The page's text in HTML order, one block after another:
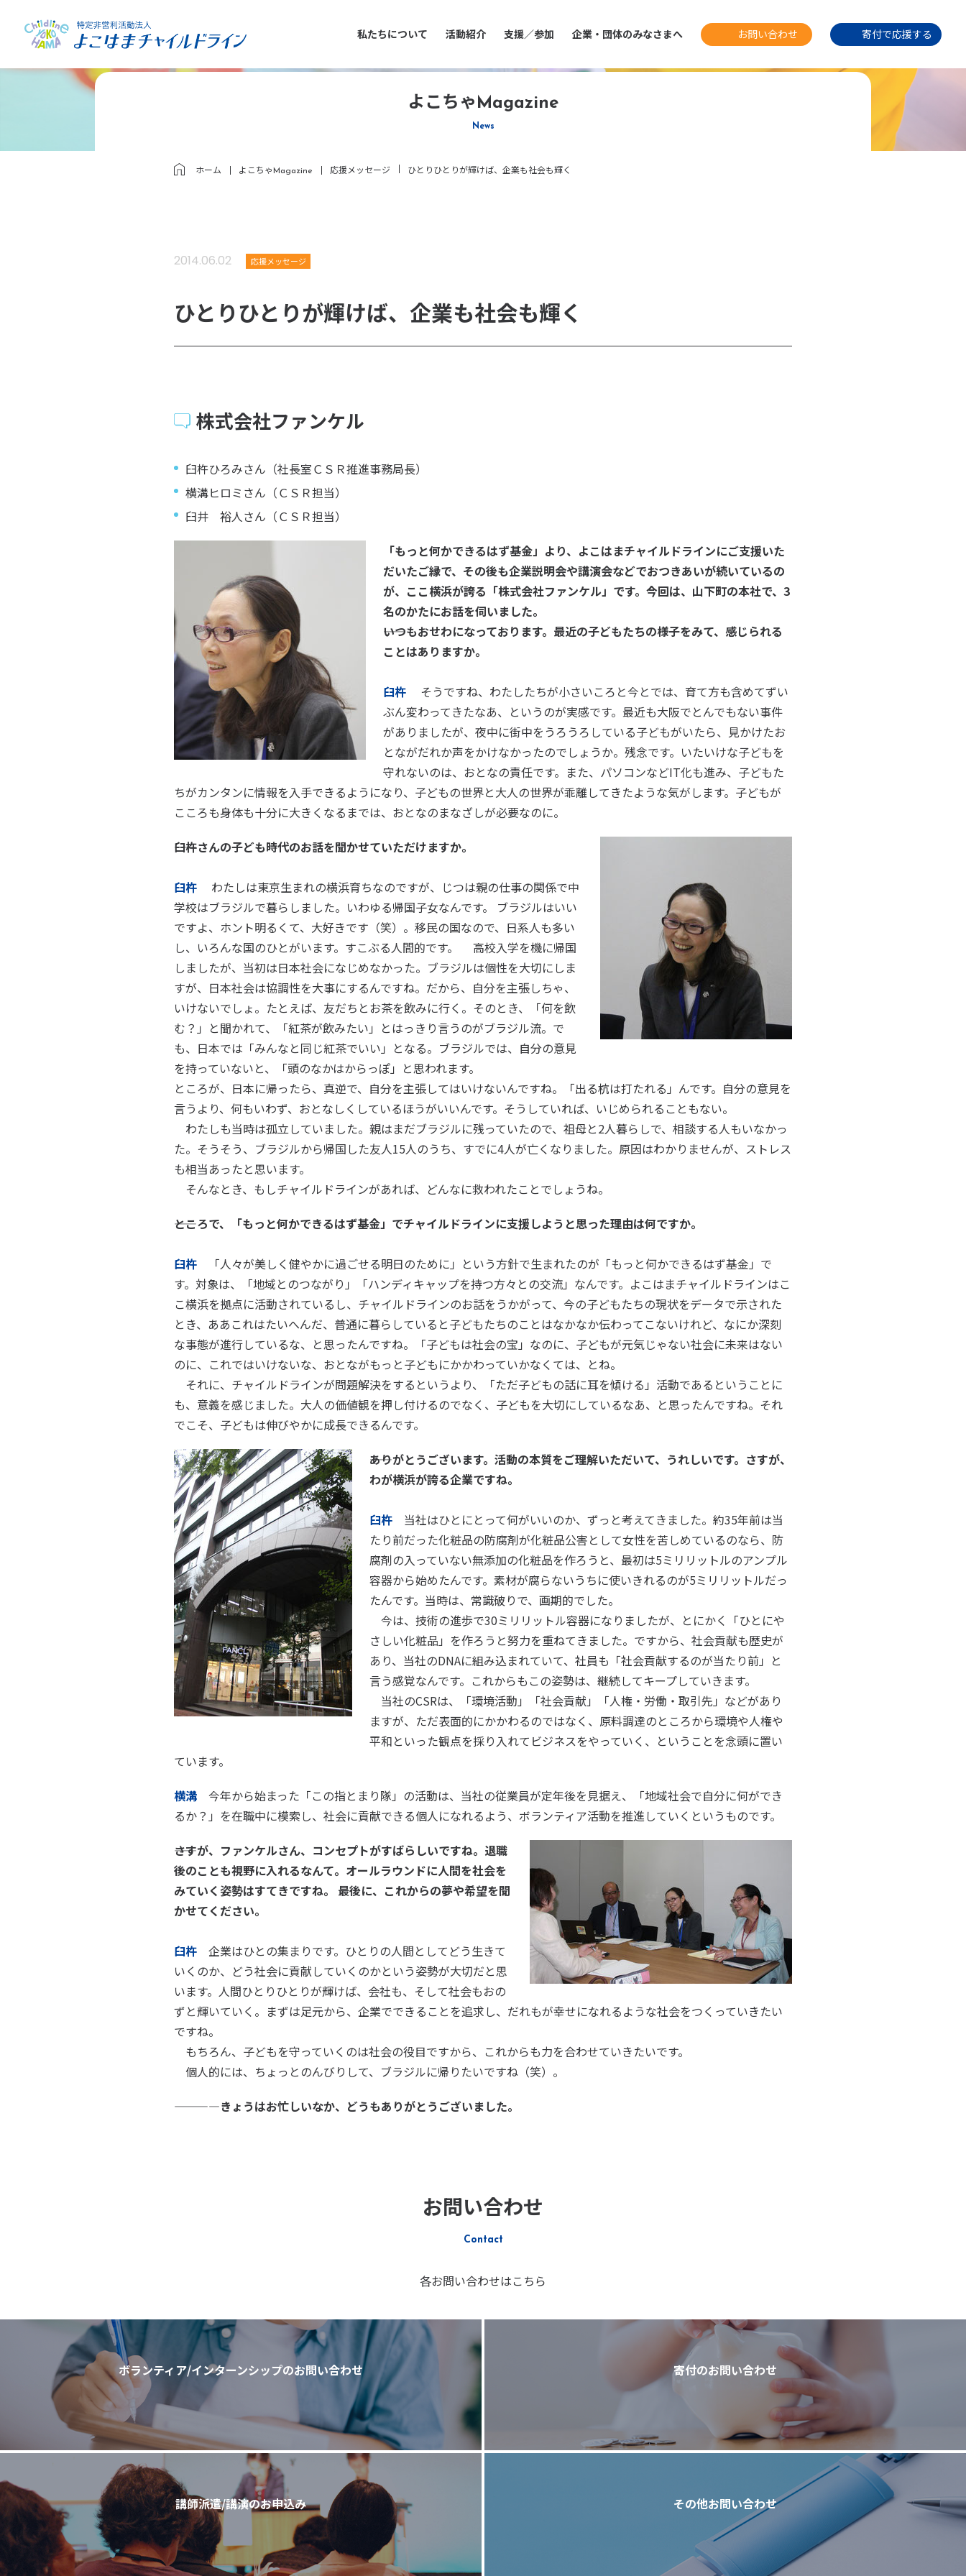
私たちについて 活動紹介 支援／参加 企業・団体のみなさまへ お問い合わせ 寄付で応援する
よこちゃMagazine
News
ホーム よこちゃMagazine 応援メッセージ ひとりひとりが輝けば、企業も社会も輝く
2014.06.02 応援メッセージ
ひとりひとりが輝けば、企業も社会も輝く
株式会社ファンケル
臼杵ひろみさん（社長室ＣＳＲ推進事務局長）
横溝ヒロミさん（ＣＳＲ担当）
臼井 裕人さん（ＣＳＲ担当）
「もっと何かできるはず基金」より、よこはまチャイルドラインにご支援いた
だいたご縁で、その後も企業説明会や講演会などでおつきあいが続いているの
が、ここ横浜が誇る「株式会社ファンケル」です。今回は、山下町の本社で、3
名のかたにお話を伺いました。
――いつもおせわになっております。最近の子どもたちの様子をみて、感じられる
ことはありますか。
臼杵
そうですね、わたしたちが小さいころと今とでは、育て方も含めてずい
ぶん変わってきたなあ、というのが実感です。最近も大阪でとんでもない事件
がありましたが、夜中に街中をうろうろしている子どもがいたら、見かけたお
とながだれか声をかけなかったのでしょうか。残念です。いたいけな子どもを
守れないのは、おとなの責任です。また、パソコンなどIT化も進み、子どもた
ちがカンタンに情報を入手できるようになり、子どもの世界と大人の世界が乖離してきたような気がします。子どもが
こころも身体も十分に大きくなるまでは、おとなのまなざしが必要なのに。
――臼杵さんの子ども時代のお話を聞かせていただけますか。
臼杵
わたしは東京生まれの横浜育ちなのですが、じつは親の仕事の関係で中
学校はブラジルで暮らしました。いわゆる帰国子女なんです。 ブラジルはいい
ですよ、ホント明るくて、大好きです（笑）。移民の国なので、日系人も多い
し、いろんな国のひとがいます。すこぶる人間的です。 高校入学を機に帰国
しましたが、当初は日本社会になじめなかった。ブラジルは個性を大切にしま
すが、日本社会は協調性を大事にするんですね。だから、自分を主張しちゃ、
いけないでしょ。たとえば、友だちとお茶を飲みに行く。そのとき、「何を飲
む？」と聞かれて、「紅茶が飲みたい」とはっきり言うのがブラジル流。で
も、日本では「みんなと同じ紅茶でいい」となる。ブラジルでは、自分の意見
を持っていないと、「頭のなかはからっぽ」と思われます。
ところが、日本に帰ったら、真逆で、自分を主張してはいけないんですね。「出る杭は打たれる」んです。自分の意見を
言うより、何もいわず、おとなしくしているほうがいいんです。そうしていれば、いじめられることもない。
わたしも当時は孤立していました。親はまだブラジルに残っていたので、祖母と2人暮らしで、相談する人もいなかっ
た。そうそう、ブラジルから帰国した友人15人のうち、すでに4人が亡くなりました。原因はわかりませんが、ストレス
も相当あったと思います。
そんなとき、もしチャイルドラインがあれば、どんなに救われたことでしょうね。
――ところで、「もっと何かできるはず基金」でチャイルドラインに支援しようと思った理由は何ですか。
臼杵 「人々が美しく健やかに過ごせる明日のために」という方針で生まれたのが「もっと何かできるはず基金」で
す。対象は、「地域とのつながり」「ハンディキャップを持つ方々との交流」なんです。よこはまチャイルドラインはこ
こ横浜を拠点に活動されているし、チャイルドラインのお話をうかがって、今の子どもたちの現状をデータで示された
とき、ああこれはたいへんだ、普通に暮らしていると子どもたちのことはなかなか伝わってこないけれど、なにか深刻
な事態が進行しているな、と思ったんですね。「子どもは社会の宝」なのに、子どもが元気じゃない社会に未来はない
のに、これではいけないな、おとながもっと子どもにかかわっていかなくては、とね。
それに、チャイルドラインが問題解決をするというより、「ただ子どもの話に耳を傾ける」活動であるということに
も、意義を感じました。大人の価値観を押し付けるのでなく、子どもを大切にしているなあ、と思ったんですね。それ
でこそ、子どもは伸びやかに成長できるんです。
――ありがとうございます。活動の本質をご理解いただいて、うれしいです。さすが、
わが横浜が誇る企業ですね。
臼杵 当社はひとにとって何がいいのか、ずっと考えてきました。約35年前は当
たり前だった化粧品の防腐剤が化粧品公害として女性を苦しめているのなら、防
腐剤の入っていない無添加の化粧品を作ろうと、最初は5ミリリットルのアンプル
容器から始めたんです。素材が腐らないうちに使いきれるのが5ミリリットルだっ
たんです。当時は、常識破りで、画期的でした。
今は、技術の進歩で30ミリリットル容器になりましたが、とにかく「ひとにや
さしい化粧品」を作ろうと努力を重ねてきました。ですから、社会貢献も歴史が
あり、当社のDNAに組み込まれていて、社員も「社会貢献するのが当たり前」と
言う感覚なんです。これからもこの姿勢は、継続してキープしていきます。
当社のCSRは、「環境活動」「社会貢献」「人権・労働・取引先」などがあり
ますが、ただ表面的にかかわるのではなく、原料調達のところから環境や人権や
平和といった観点を採り入れてビジネスをやっていく、ということを念頭に置い
ています。
横溝 今年から始まった「この指とまり隊」の活動は、当社の従業員が定年後を見据え、「地域社会で自分に何ができ
るか？」を在職中に模索し、社会に貢献できる個人になれるよう、ボランティア活動を推進していくというものです。
――さすが、ファンケルさん、コンセプトがすばらしいですね。退職
後のことも視野に入れるなんて。オールラウンドに人間を社会を
みていく姿勢はすてきですね。 最後に、これからの夢や希望を聞
かせてください。
臼杵 企業はひとの集まりです。ひとりの人間としてどう生きて
いくのか、どう社会に貢献していくのかという姿勢が大切だと思
います。人間ひとりひとりが輝けば、会社も、そして社会もおの
ずと輝いていく。まずは足元から、企業でできることを追求し、だれもが幸せになれるような社会をつくっていきたい
ですね。
もちろん、子どもを守っていくのは社会の役目ですから、これからも力を合わせていきたいです。
個人的には、ちょっとのんびりして、ブラジルに帰りたいですね（笑）。
――――きょうはお忙しいなか、どうもありがとうございました。
お問い合わせ
Contact
各お問い合わせはこちら
ボランティア/インターンシップのお問い合わせ 寄付のお問い合わせ
講師派遣/講演のお申込み その他お問い合わせ